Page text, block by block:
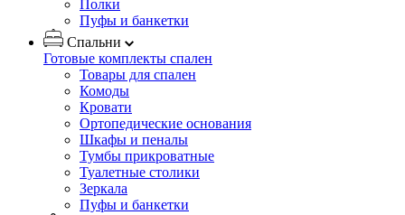
Полки
Пуфы и банкетки
Спальни
Готовые комплекты спален
Товары для спален
Комоды
Кровати
Ортопедические основания
Шкафы и пеналы
Тумбы прикроватные
Туалетные столики
Зеркала
Пуфы и банкетки